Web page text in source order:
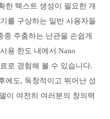
한 텍스트 생성이 필요한 개
를 구상하는 일반 사용자들
주춤하는 난관을 손쉽게
용 한도 내에서 Nano
로 경험해 볼 수 있습니다.
에도, 독창적이고 뛰어난 성
이 여전히 여러분의 창의력